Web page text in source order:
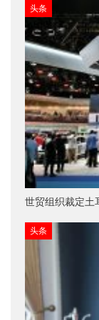
头条
世贸组织裁定土
头条